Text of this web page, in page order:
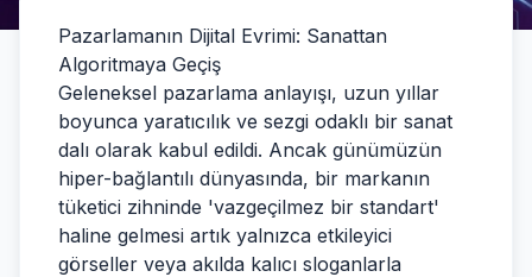
Pazarlamanın Dijital Evrimi: Sanattan
Algoritmaya Geçiş
Geleneksel pazarlama anlayışı, uzun yıllar
boyunca yaratıcılık ve sezgi odaklı bir sanat
dalı olarak kabul edildi. Ancak günümüzün
hiper-bağlantılı dünyasında, bir markanın
tüketici zihninde 'vazgeçilmez bir standart'
haline gelmesi artık yalnızca etkileyici
görseller veya akılda kalıcı sloganlarla